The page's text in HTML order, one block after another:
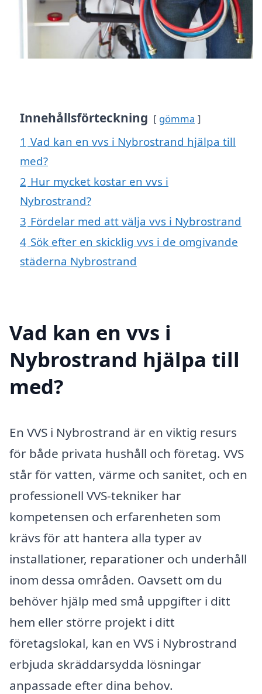
Innehållsförteckning gömma
1 Vad kan en vvs i Nybrostrand hjälpa till
med?
2 Hur mycket kostar en vvs i
Nybrostrand?
3 Fördelar med att välja vvs i Nybrostrand
4 Sök efter en skicklig vvs i de omgivande
städerna Nybrostrand
Vad kan en vvs i
Nybrostrand hjälpa till
med?
En VVS i Nybrostrand är en viktig resurs
för både privata hushåll och företag. VVS
står för vatten, värme och sanitet, och en
professionell VVS-tekniker har
kompetensen och erfarenheten som
krävs för att hantera alla typer av
installationer, reparationer och underhåll
inom dessa områden. Oavsett om du
behöver hjälp med små uppgifter i ditt
hem eller större projekt i ditt
företagslokal, kan en VVS i Nybrostrand
erbjuda skräddarsydda lösningar
anpassade efter dina behov.